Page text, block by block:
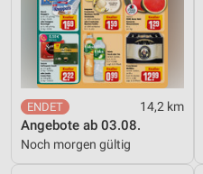
14,2 km
Angebote ab 03.08.
Noch morgen gültig